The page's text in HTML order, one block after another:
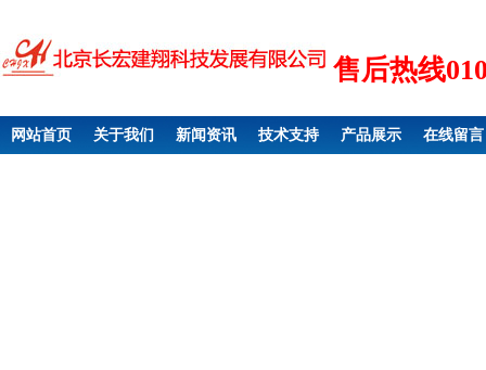
售后热线
网站首页 关于我们 新闻资讯 技术支持 产品展示 在线留言